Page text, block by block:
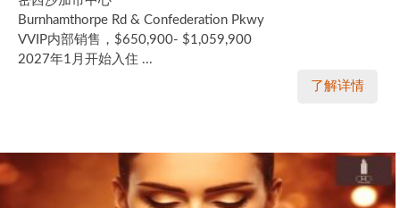
Burnhamthorpe Rd & Confederation Pkwy
VVIP内部销售，$650,900- $1,059,900
2027年1月开始入住 ...
了解详情